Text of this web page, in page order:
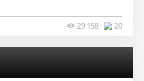
20
29 158